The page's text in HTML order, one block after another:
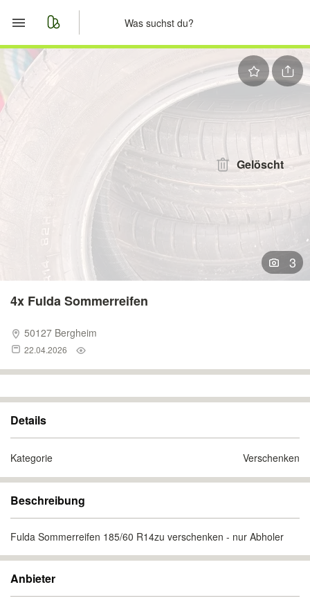
Start
Anzeige aufgeben
Gelöscht
3
4x Fulda Sommerreifen
50127 Bergheim
22.04.2026
Details
Kategorie Verschenken
Beschreibung
Fulda Sommerreifen 185/60 R14zu verschenken - nur Abholer
Anbieter